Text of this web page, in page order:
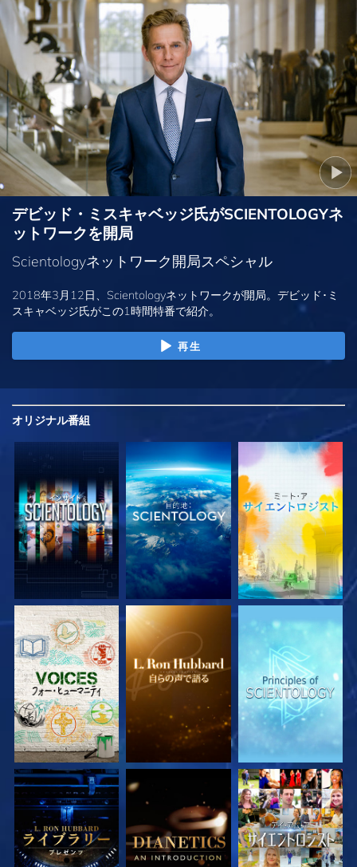
デビッド・ミスキャベッジ氏がSCIENTOLOGYネ
ットワークを開局
Scientologyネットワーク開局スペシャル
2018年3月12日、Scientologyネットワークが開局。デビッド･ミ
スキャベッジ氏がこの1時間特番で紹介。
再生
オリジナル番組
シリーズを探求 シリーズを探求 シリーズを探求
シリーズを探求 シリーズを探求 観る